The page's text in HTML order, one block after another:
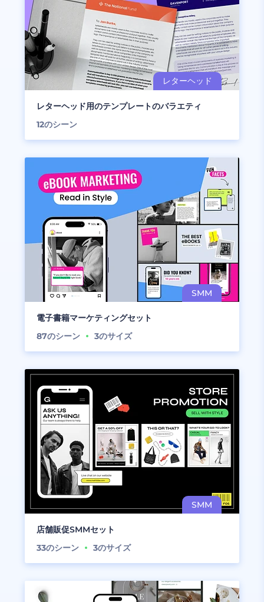
レターヘッド用のテンプレートのバラエティ
12のシーン
電子書籍マーケティングセット
87のシーン 3のサイズ
店舗販促SMMセット
33のシーン 3のサイズ